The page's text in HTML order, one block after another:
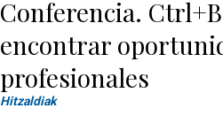
Conferencia.
encontrar
profesionales
Hitzaldiak